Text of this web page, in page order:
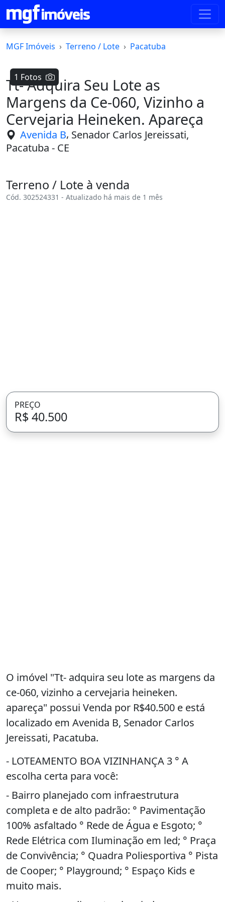
MGF Imóveis Terreno / Lote Pacatuba
1 Fotos
Tt- Adquira Seu Lote as
Margens da Ce-060, Vizinho a
Cervejaria Heineken. Apareça
Avenida B, Senador Carlos Jereissati,
Pacatuba - CE
Terreno / Lote à venda
Cód. 302524331 - Atualizado há mais de 1 mês
PREÇO
R$ 40.500
O imóvel "Tt- adquira seu lote as margens da
ce-060, vizinho a cervejaria heineken.
apareça" possui Venda por R$40.500 e está
localizado em Avenida B, Senador Carlos
Jereissati, Pacatuba.
- LOTEAMENTO BOA VIZINHANÇA 3 ° A
escolha certa para você:
- Bairro planejado com infraestrutura
completa e de alto padrão: ° Pavimentação
100% asfaltado ° Rede de Água e Esgoto; °
Rede Elétrica com Iluminação em led; ° Praça
de Convivência; ° Quadra Poliesportiva ° Pista
de Cooper; ° Playground; ° Espaço Kids e
muito mais.